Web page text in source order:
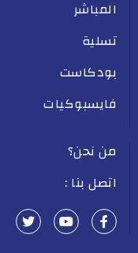
المباشر
تسلية
بودكاست
فايسبوكيات
من نحن؟
اتصل بنا :